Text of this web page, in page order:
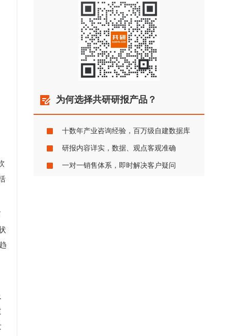
为何选择共研研报产品？
十数年产业咨询经验，百万级自建数据库
研报内容详实，数据、观点客观准确
一对一销售体系，即时解决客户疑问